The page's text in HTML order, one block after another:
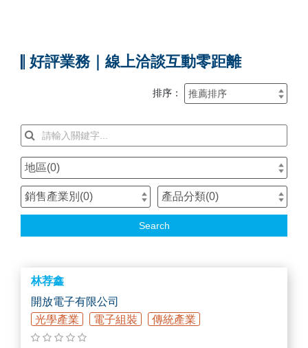
好評業務｜線上洽談互動零距離
排序：
地區(0)
銷售產業別(0) 產品分類(0)
Search
林荐鑫
開放電子有限公司
光學產業
電子組裝 傳統產業